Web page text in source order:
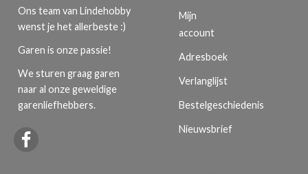
Ons team van Lindehobby
wenst je het allerbeste :)
Garen is onze passie!
We sturen graag garen
naar al onze geweldige
garenliefhebbers.
Mijn
account
Adresboek
Verlanglijst
Bestelgeschiedenis
Nieuwsbrief